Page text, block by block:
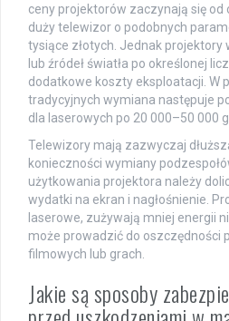
ceny projektorów zaczynają się od
duży telewizor o podobnych
tysiące złotych. Jednak
lub źródeł światła po określonej
dodatkowe koszty eksploatacji. W
tradycyjnych wymiana następuje
dla laserowych po 20 000–50 000
Telewizory mają zazwyczaj
konieczności wymiany
użytkowania projektora należy
wydatki na ekran i nagłośnienie.
laserowe, zużywają mniej energii
może prowadzić do oszczędności
filmowych lub grach.
Jakie są sposoby